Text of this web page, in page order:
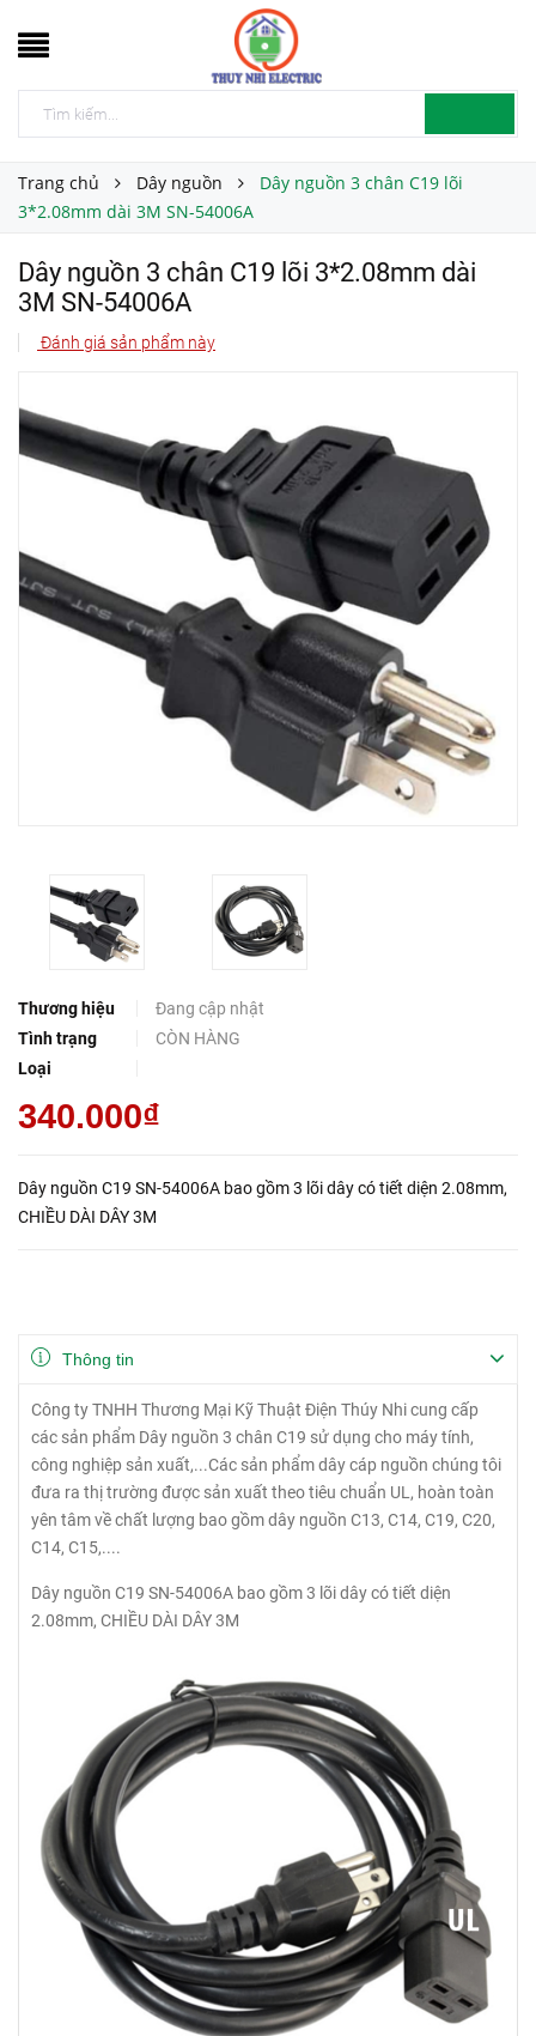
Trang chủ Dây nguồn
Dây nguồn 3 chân C19 lõi
3*2.08mm dài 3M SN-54006A
Dây nguồn 3 chân C19 lõi 3*2.08mm dài
3M SN-54006A
Đánh giá sản phẩm này
Thương hiệu
Đang cập nhật
Tình trạng
CÒN HÀNG
Loại
340.000₫
Dây nguồn C19 SN-54006A bao gồm 3 lõi dây có tiết diện 2.08mm,
CHIỀU DÀI DÂY 3M
Thông tin
Công ty TNHH Thương Mại Kỹ Thuật Điện Thúy Nhi cung cấp
các sản phẩm Dây nguồn 3 chân C19 sử dụng cho máy tính,
công nghiệp sản xuất,...Các sản phẩm dây cáp nguồn chúng tôi
đưa ra thị trường được sản xuất theo tiêu chuẩn UL, hoàn toàn
yên tâm về chất lượng bao gồm dây nguồn C13, C14, C19, C20,
C14, C15,....
Dây nguồn C19 SN-54006A bao gồm 3 lõi dây có tiết diện
2.08mm, CHIỀU DÀI DÂY 3M